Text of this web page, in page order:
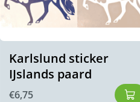
Karlslund sticker
IJslands paard
€6,75